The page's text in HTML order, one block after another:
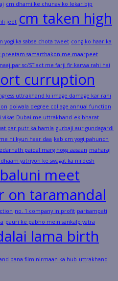
cm dhami ke chunav ko lekar bjp
jeet cm taken high
yogi ka sabse chota tweet cong ko haar ka
preetam samarthakon me maarpeet
par sc/ST act me farji fir karwa rahi hai
curruption
uttrakhand ki image damage kar rahi
doiwala degree collage annual function
Dubai me uttrakhand ek bharat
par putr ka hamla gurbaji aur gundagardi
hi kyun haar daa kab cm yogi pahunch
paidal marg hoga aasaan maharaj
yatriyon ke swagat ka nirdesh
meet
on taramandal
no. 1 company in profit parisampati
pauri ke pabho mein sankalp yatra
lama birth
bana film nirmaan ka hub uttrakhand